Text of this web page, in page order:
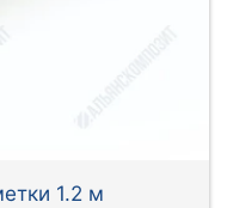
1.2 м